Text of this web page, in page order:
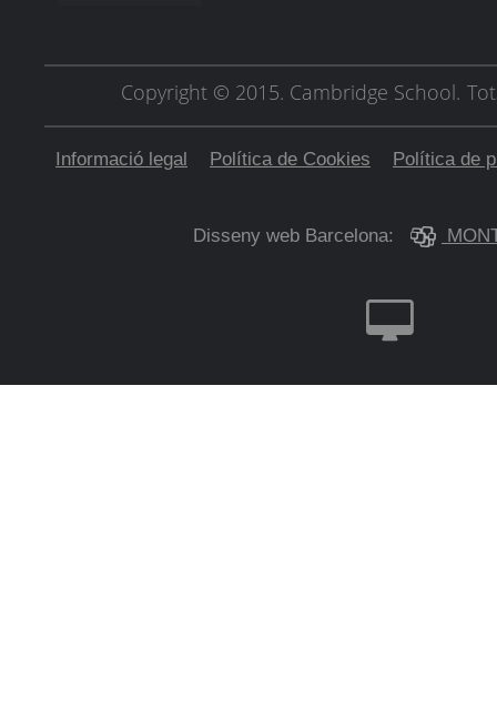
Copyright © 2015. Cambridge School.
Informació legal Política de Cookies Política de
Disseny web Barcelona: